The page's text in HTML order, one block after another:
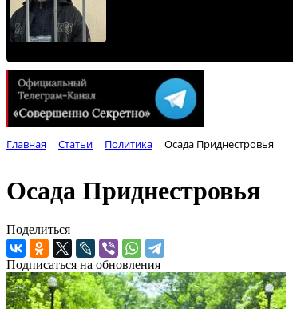
Главная Статьи Политика Осада Приднестровья
Осада Приднестровья
Поделиться
Подписаться на обновления